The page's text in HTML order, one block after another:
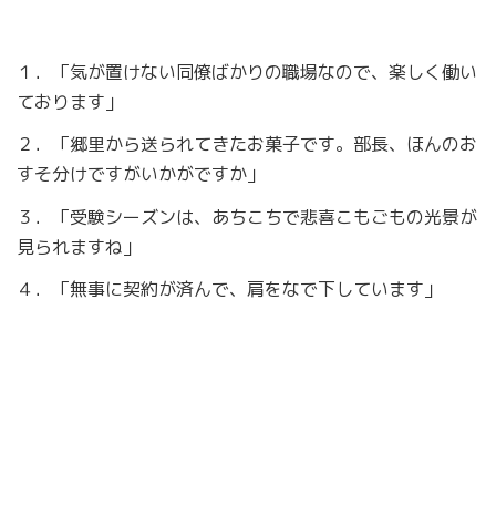
１．「気が置けない同僚ばかりの職場なので、楽しく働い
ております」
２．「郷里から送られてきたお菓子です。部長、ほんのお
すそ分けですがいかがですか」
３．「受験シーズンは、あちこちで悲喜こもごもの光景が
見られますね」
４．「無事に契約が済んで、肩をなで下しています」